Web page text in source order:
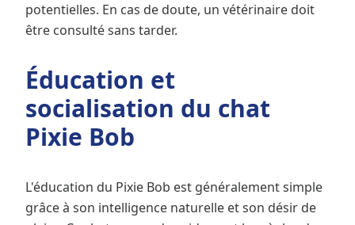
potentielles. En cas de doute, un vétérinaire doit
être consulté sans tarder.
Éducation et
socialisation du chat
Pixie Bob
L'éducation du Pixie Bob est généralement simple
grâce à son intelligence naturelle et son désir de